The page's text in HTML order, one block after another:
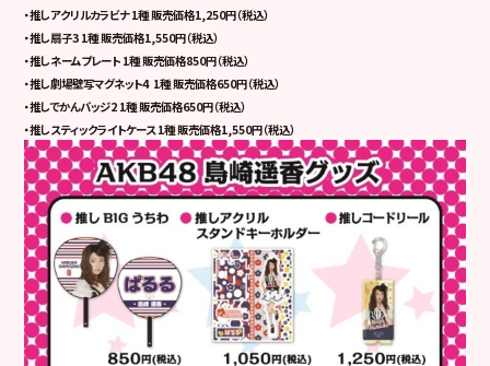
・推しアクリルカラビナ 1種 販売価格1,250円（税込）
・推し扇子3 1種 販売価格1,550円（税込）
・推しネームプレート 1種 販売価格850円（税込）
・推し劇場壁写マグネット4 1種 販売価格650円（税込）
・推しでかんバッジ2 1種 販売価格650円（税込）
・推しスティックライトケース 1種 販売価格1,550円（税込）